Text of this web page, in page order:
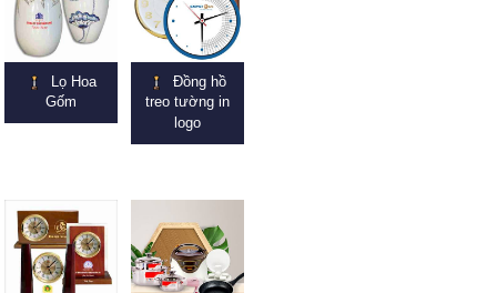
Lọ Hoa
Gốm
Đồng hồ
treo tường in
logo